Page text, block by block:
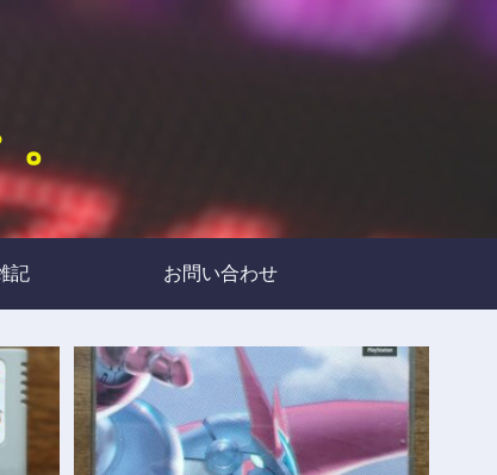
記 お問い合わせ